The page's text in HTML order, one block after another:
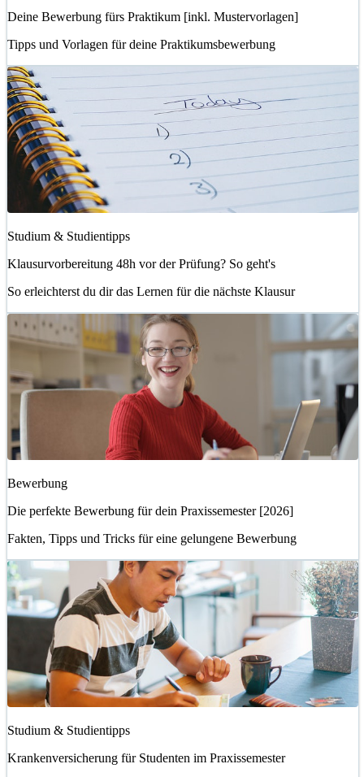
Deine Bewerbung fürs Praktikum [inkl. Mustervorlagen]
Tipps und Vorlagen für deine Praktikumsbewerbung
Studium & Studientipps
Klausurvorbereitung 48h vor der Prüfung? So geht's
So erleichterst du dir das Lernen für die nächste Klausur
Bewerbung
Die perfekte Bewerbung für dein Praxissemester [2026]
Fakten, Tipps und Tricks für eine gelungene Bewerbung
Studium & Studientipps
Krankenversicherung für Studenten im Praxissemester